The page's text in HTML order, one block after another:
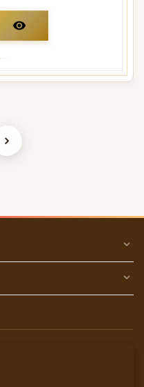
visibility
expand_more
expand_more